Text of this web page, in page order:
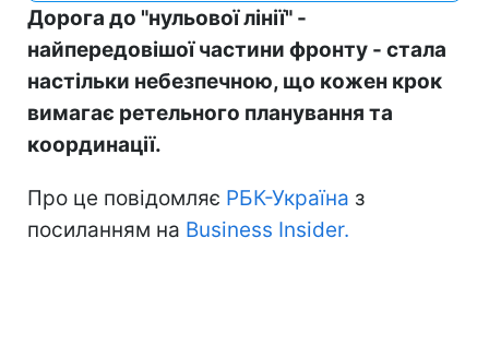
Дорога до "нульової лінії" -
найпередовішої частини фронту - стала
настільки небезпечною, що кожен крок
вимагає ретельного планування та
координації.
Про це повідомляє РБК-Україна з
посиланням на Business Insider.